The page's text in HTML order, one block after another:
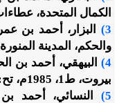
الكمال المتحدة، عطاءات
3)
البزار، أحمد بن
والحكم، المدينة المنورة، ط1،
4)
البيهقي، أحمد بن
بيروت، ط1، 1985م، تح: د. عبدالمعطي قلعجي.
5)
النسائي، أحمد